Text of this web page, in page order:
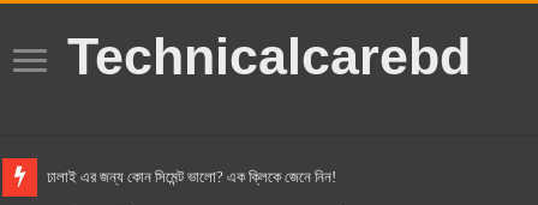
Technicalcarebd
ঢালাই এর জন্য কোন সিমেন্ট ভালো? এক ক্লিকে জেনে নিন!